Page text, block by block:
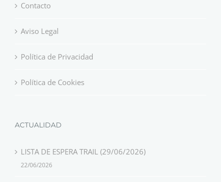
Contacto
Aviso Legal
Política de Privacidad
Política de Cookies
ACTUALIDAD
LISTA DE ESPERA TRAIL (29/06/2026)
22/06/2026